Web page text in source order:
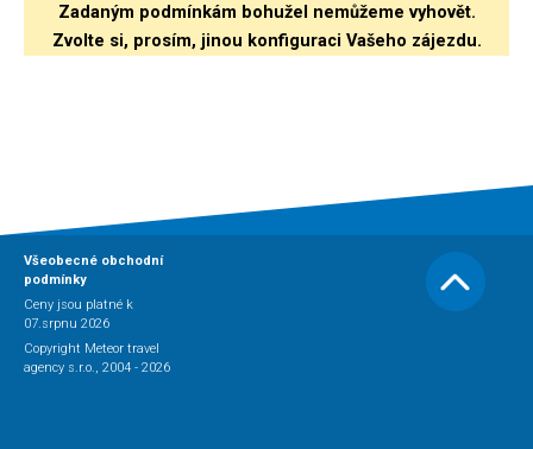
Zadaným podmínkám bohužel nemůžeme vyhovět.
Zvolte si, prosím, jinou konfiguraci Vašeho zájezdu.
Všeobecné obchodní
podmínky
Ceny jsou platné k
07.srpnu 2026
Copyright Meteor travel
agency s.r.o., 2004 - 2026